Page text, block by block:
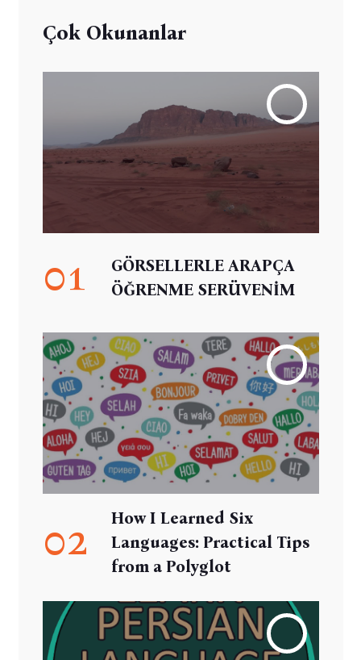
Çok Okunanlar
01
GÖRSELLERLE ARAPÇA
ÖĞRENME SERÜVENİM
02
How I Learned Six
Languages: Practical Tips
from a Polyglot